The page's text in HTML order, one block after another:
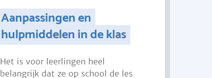
Aanpassingen en
hulpmiddelen in de klas
Het is voor leerlingen heel
belangrijk dat ze op school de les